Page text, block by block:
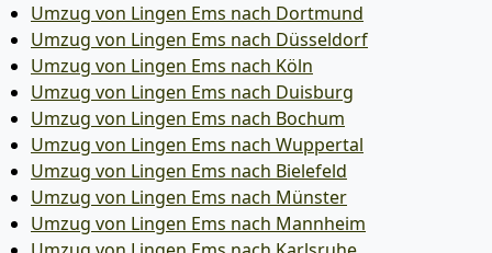
Umzug von Lingen Ems nach Dortmund
Umzug von Lingen Ems nach Düsseldorf
Umzug von Lingen Ems nach Köln
Umzug von Lingen Ems nach Duisburg
Umzug von Lingen Ems nach Bochum
Umzug von Lingen Ems nach Wuppertal
Umzug von Lingen Ems nach Bielefeld
Umzug von Lingen Ems nach Münster
Umzug von Lingen Ems nach Mannheim